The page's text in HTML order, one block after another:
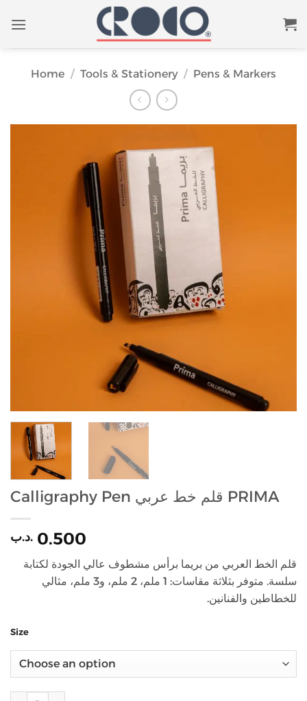
Home / Tools & Stationery / Pens & Markers
Calligraphy Pen قلم خط عربي PRIMA
0.500 .د.ب
قلم الخط العربي من بريما برأس مشطوف عالي الجودة لكتابة
سلسة. متوفر بثلاثة مقاسات: 1 ملم، 2 ملم، و3 ملم، مثالي
للخطاطين والفنانين.
Size